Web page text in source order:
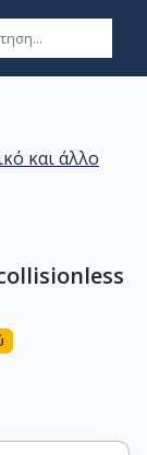
και άλλο